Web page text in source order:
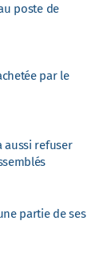
poste de
par le
aussi refuser
partie de ses